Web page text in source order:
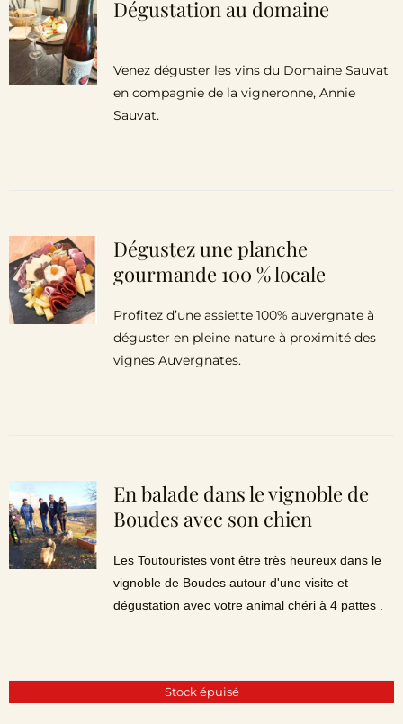
Dégustation au domaine
Venez déguster les vins du Domaine Sauvat
en compagnie de la vigneronne, Annie
Sauvat.
Dégustez une planche
gourmande 100 % locale
Profitez d’une assiette 100% auvergnate à
déguster en pleine nature à proximité des
vignes Auvergnates.
En balade dans le vignoble de
Boudes avec son chien
Les Toutouristes vont être très heureux dans le
vignoble de Boudes autour d'une visite et
dégustation avec votre animal chéri à 4 pattes .
Stock épuisé